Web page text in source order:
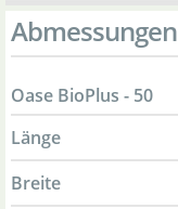
Abmessungen
Oase BioPlus - 50
Länge
Breite